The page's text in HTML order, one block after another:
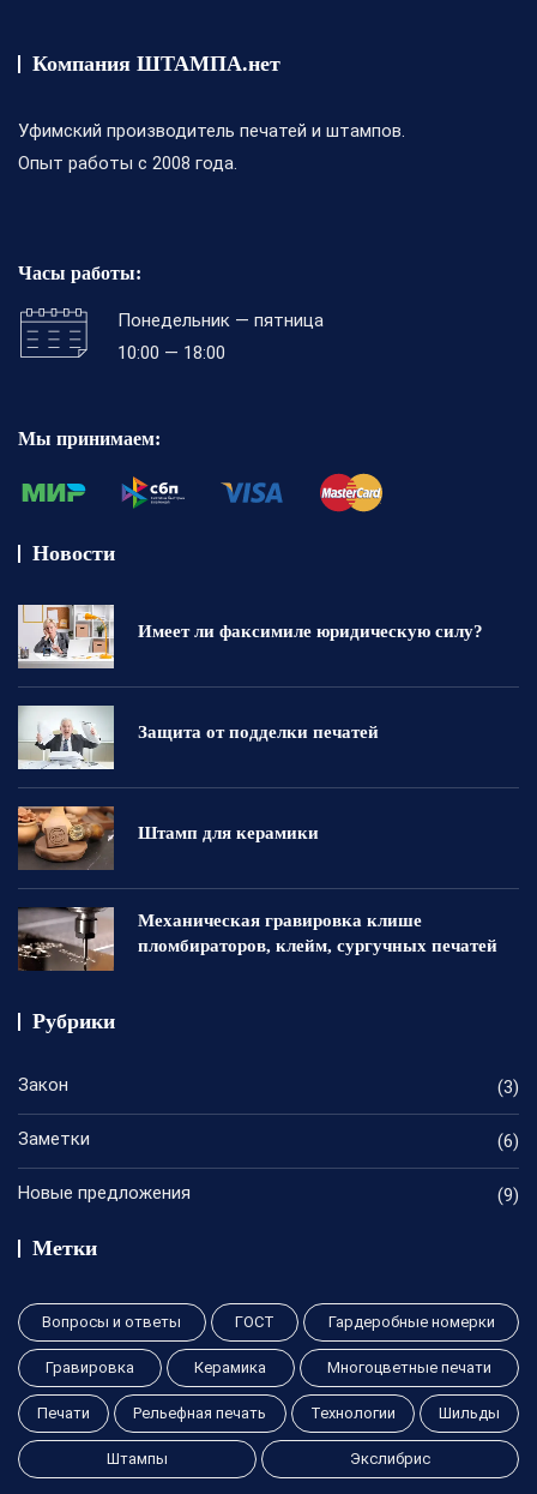
Компания ШТАМПА.нет
Уфимский производитель печатей и штампов.
Опыт работы с 2008 года.
Часы работы:
Понедельник — пятница
10:00 — 18:00
Мы принимаем:
Новости
Имеет ли факсимиле юридическую силу?
Защита от подделки печатей
Штамп для керамики
Механическая гравировка клише
пломбираторов, клейм, сургучных печатей
Рубрики
Закон (3)
Заметки (6)
Новые предложения (9)
Метки
Вопросы и ответы ГОСТ Гардеробные номерки
Гравировка Керамика Многоцветные печати
Печати Рельефная печать Технологии Шильды
Штампы Экслибрис